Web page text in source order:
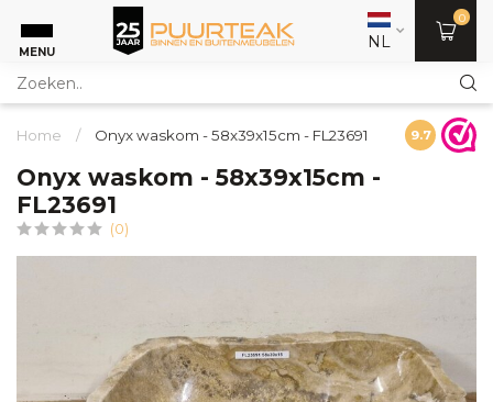
MENU NL
0
Home / Onyx waskom - 58x39x15cm - FL23691 9.7
Onyx waskom - 58x39x15cm -
FL23691
(0)